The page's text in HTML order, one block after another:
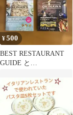
¥500
BEST RESTAURANT
GUIDE と